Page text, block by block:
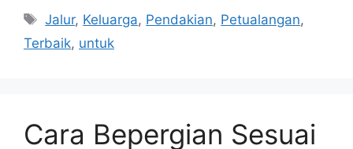
Tags
Jalur, Keluarga, Pendakian, Petualangan,
Terbaik, untuk
Cara Bepergian Sesuai